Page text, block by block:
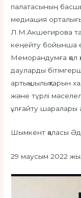
палатасының
медиация
Л.М.Акшегирова
кеңейту бойынша
Меморандумға
дауларды
артықшылықтарын
және түрлі
ұлғайту шаралары
Шымкент қаласы
29 маусым 2022